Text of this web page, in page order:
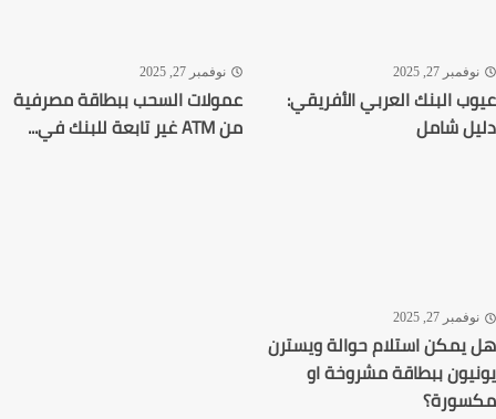
27, 2025
البنك العربي الأفريقي:
شامل
نوفمبر 27, 2025
عمولات السحب ببطاقة مصرفية
من ATM غير تابعة للبنك في...
27, 2025
استلام حوالة ويسترن
ببطاقة مشروخة او